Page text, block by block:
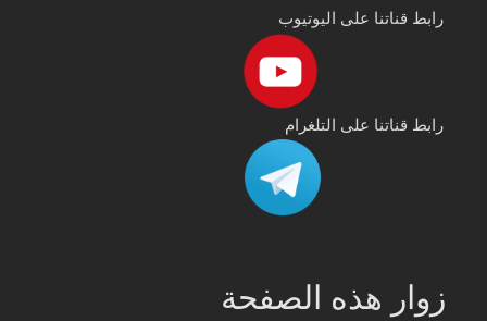
رابط قناتنا على اليوتيوب
رابط قناتنا على التلغرام
زوار هذه الصفحة